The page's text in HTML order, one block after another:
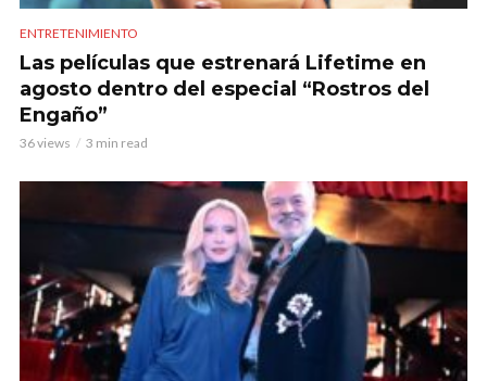
ENTRETENIMIENTO
Las películas que estrenará Lifetime en
agosto dentro del especial “Rostros del
Engaño”
36 views 3 min read